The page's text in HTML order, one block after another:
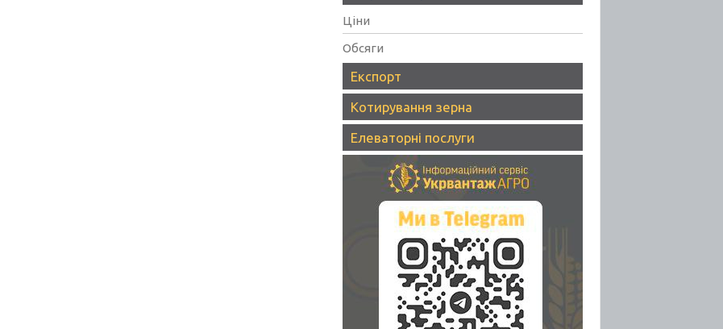
Ціни
Обсяги
Експорт
Котирування зерна
Елеваторні послуги